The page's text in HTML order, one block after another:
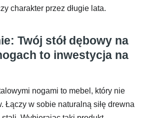
charakter przez długie lata.
Twój stół dębowy na
to inwestycja na
nogami to mebel, który nie
Łączy w sobie naturalną siłę drewna